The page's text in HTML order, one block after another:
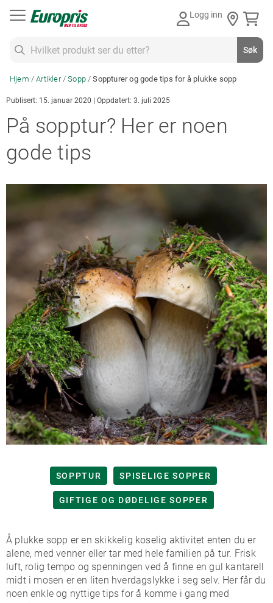
Logg inn
Søk
Hjem Artikler Sopp Soppturer og gode tips for å plukke sopp
Publisert: 15. januar 2020 | Oppdatert: 3. juli 2025
På sopptur? Her er noen
gode tips
SOPPTUR SPISELIGE SOPPER
GIFTIGE OG DØDELIGE SOPPER
Å plukke sopp er en skikkelig koselig aktivitet enten du er
alene, med venner eller tar med hele familien på tur. Frisk
luft, rolig tempo og spenningen ved å finne en gul kantarell
midt i mosen er en liten hverdagslykke i seg selv. Her får du
noen enkle og nyttige tips for å komme i gang med